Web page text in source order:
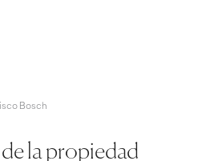
Bosch
la propiedad